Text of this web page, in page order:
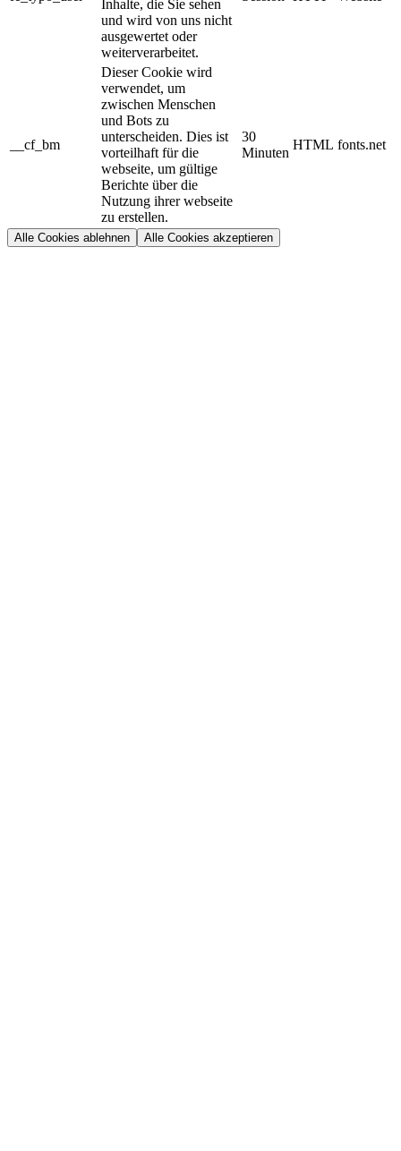
Inhalte, die Sie sehen
und wird von uns nicht
ausgewertet oder
weiterverarbeitet.
__cf_bm
Dieser Cookie wird
verwendet, um
zwischen Menschen
und Bots zu
unterscheiden. Dies ist
vorteilhaft für die
webseite, um gültige
Berichte über die
Nutzung ihrer webseite
zu erstellen.
30
Minuten
HTML fonts.net
Alle Cookies ablehnen Alle Cookies akzeptieren